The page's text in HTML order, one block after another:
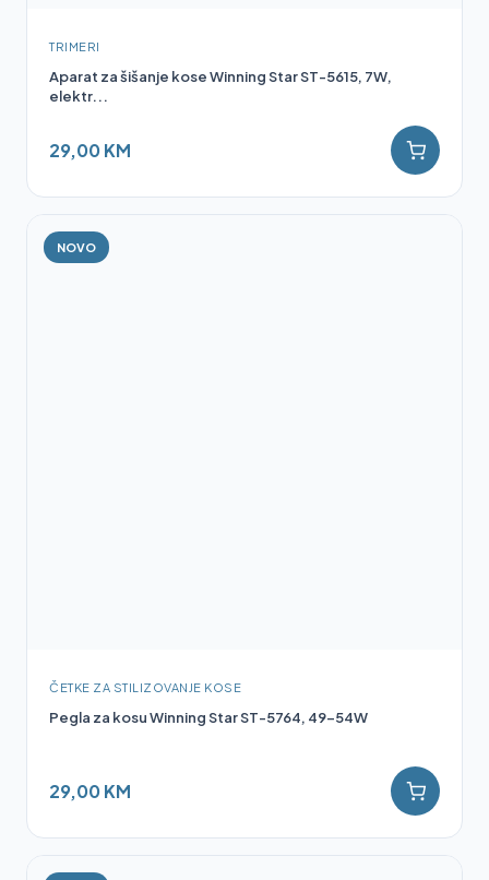
TRIMERI
Aparat za šišanje kose Winning Star ST-5615, 7W,
elektr...
29,00 KM
NOVO
ČETKE ZA STILIZOVANJE KOSE
Pegla za kosu Winning Star ST-5764, 49-54W
29,00 KM